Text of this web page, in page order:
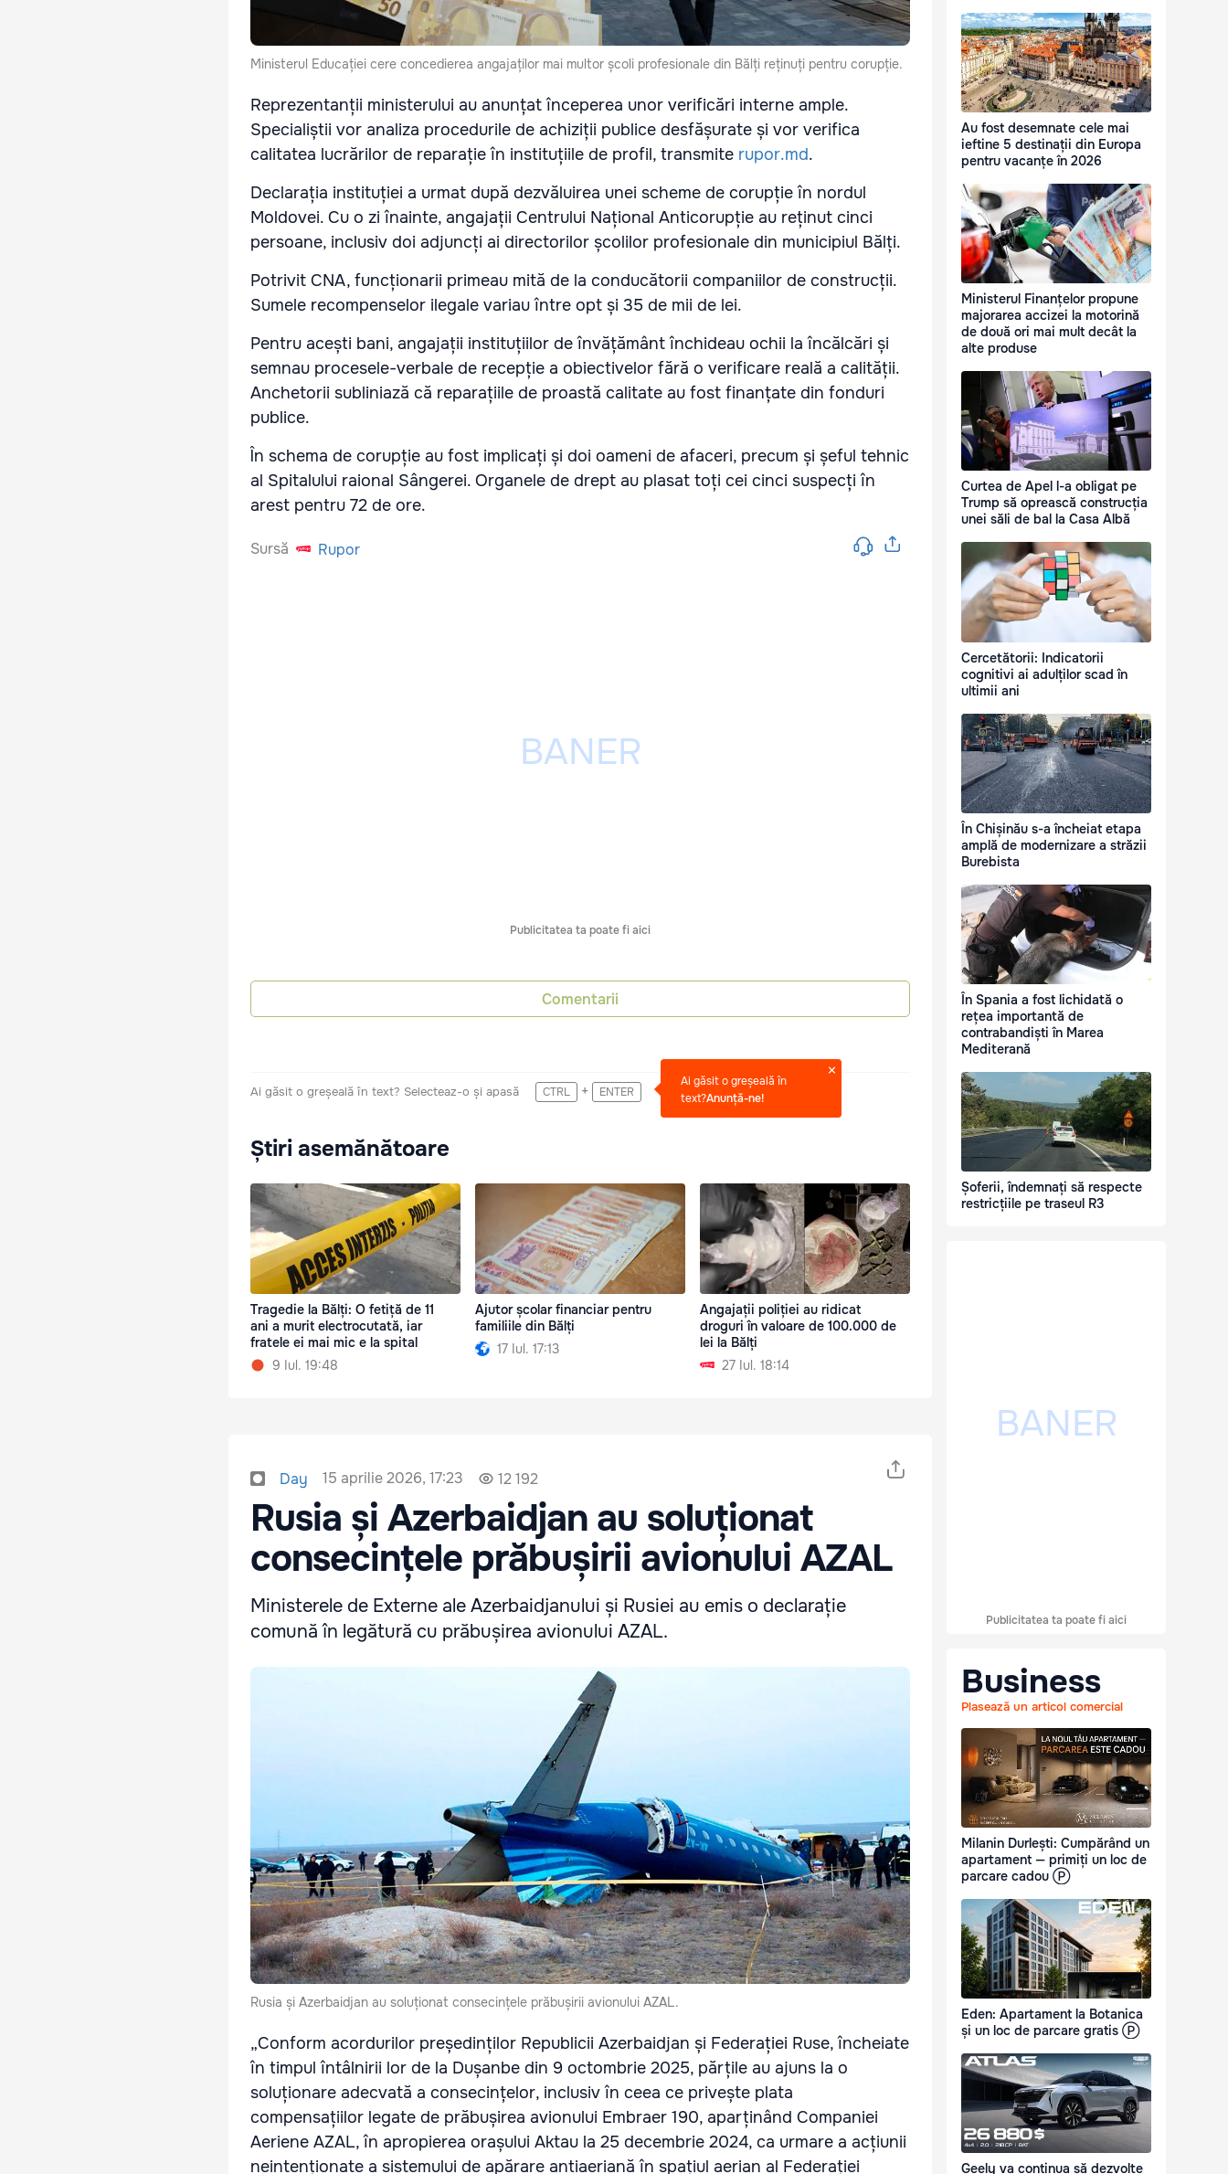
Ministerul Educației cere concedierea angajaților mai multor școli profesionale din Bălți reținuți pentru corupție.
Reprezentanții ministerului au anunțat începerea unor verificări interne ample.
Specialiștii vor analiza procedurile de achiziții publice desfășurate și vor verifica
calitatea lucrărilor de reparație în instituțiile de profil, transmite rupor.md.
Declarația instituției a urmat după dezvăluirea unei scheme de corupție în nordul
Moldovei. Cu o zi înainte, angajații Centrului Național Anticorupție au reținut cinci
persoane, inclusiv doi adjuncți ai directorilor școlilor profesionale din municipiul Bălți.
Potrivit CNA, funcționarii primeau mită de la conducătorii companiilor de construcții.
Sumele recompenselor ilegale variau între opt și 35 de mii de lei.
Pentru acești bani, angajații instituțiilor de învățământ închideau ochii la încălcări și
semnau procesele-verbale de recepție a obiectivelor fără o verificare reală a calității.
Anchetorii subliniază că reparațiile de proastă calitate au fost finanțate din fonduri
publice.
În schema de corupție au fost implicați și doi oameni de afaceri, precum și șeful tehnic
al Spitalului raional Sângerei. Organele de drept au plasat toți cei cinci suspecți în
arest pentru 72 de ore.
Sursă Rupor
Publicitatea ta poate fi aici
Comentarii
Ai găsit o greșeală în text? Selecteaz-o și apasă CTRL + ENTER
Ai găsit o greșeală în
text?Anunță-ne!
Știri asemănătoare
Tragedie la Bălți: O fetiță de 11
ani a murit electrocutată, iar
fratele ei mai mic e la spital
9 Iul. 19:48
Ajutor școlar financiar pentru
familiile din Bălți
17 Iul. 17:13
Angajații poliției au ridicat
droguri în valoare de 100.000 de
lei la Bălți
27 Iul. 18:14
Day 15 aprilie 2026, 17:23 12 192
Rusia și Azerbaidjan au soluționat
consecințele prăbușirii avionului AZAL
Ministerele de Externe ale Azerbaidjanului și Rusiei au emis o declarație
comună în legătură cu prăbușirea avionului AZAL.
Rusia și Azerbaidjan au soluționat consecințele prăbușirii avionului AZAL.
„Conform acordurilor președinților Republicii Azerbaidjan și Federației Ruse, încheiate
în timpul întâlnirii lor de la Dușanbe din 9 octombrie 2025, părțile au ajuns la o
soluționare adecvată a consecințelor, inclusiv în ceea ce privește plata
compensațiilor legate de prăbușirea avionului Embraer 190, aparținând Companiei
Aeriene AZAL, în apropierea orașului Aktau la 25 decembrie 2024, ca urmare a acțiunii
neintenționate a sistemului de apărare antiaeriană în spațiul aerian al Federației
Au fost desemnate cele mai
ieftine 5 destinații din Europa
pentru vacanțe în 2026
Ministerul Finanțelor propune
majorarea accizei la motorină
de două ori mai mult decât la
alte produse
Curtea de Apel l-a obligat pe
Trump să oprească construcția
unei săli de bal la Casa Albă
Cercetătorii: Indicatorii
cognitivi ai adulților scad în
ultimii ani
În Chișinău s-a încheiat etapa
amplă de modernizare a străzii
Burebista
În Spania a fost lichidată o
rețea importantă de
contrabandiști în Marea
Mediterană
Șoferii, îndemnați să respecte
restricțiile pe traseul R3
Publicitatea ta poate fi aici
Business
Plasează un articol comercial
Milanin Durlești: Cumpărând un
apartament — primiți un loc de
parcare cadou Ⓟ
Eden: Apartament la Botanica
și un loc de parcare gratis Ⓟ
Geely va continua să dezvolte